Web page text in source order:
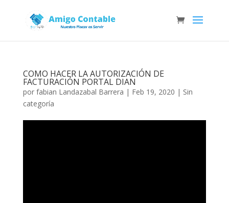
COMO HACER LA AUTORIZACIÓN DE
FACTURACIÓN PORTAL DIAN
por fabian Landazabal Barrera | Feb 19, 2020 | Sin
categoría